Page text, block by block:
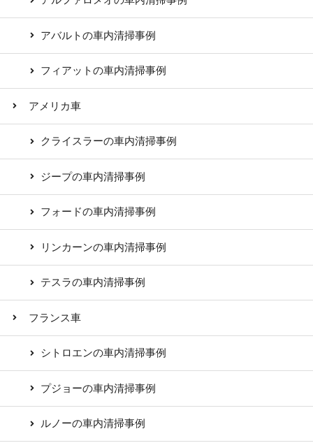
アバルトの車内清掃事例
フィアットの車内清掃事例
アメリカ車
クライスラーの車内清掃事例
ジープの車内清掃事例
フォードの車内清掃事例
リンカーンの車内清掃事例
テスラの車内清掃事例
フランス車
シトロエンの車内清掃事例
プジョーの車内清掃事例
ルノーの車内清掃事例